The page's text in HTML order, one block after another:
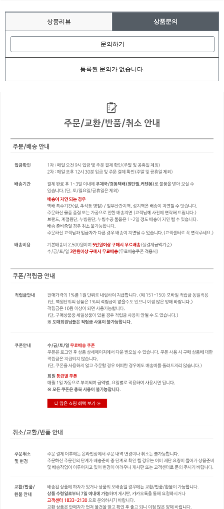
상품리뷰 상품문의
문의하기
등록된 문의가 없습니다.